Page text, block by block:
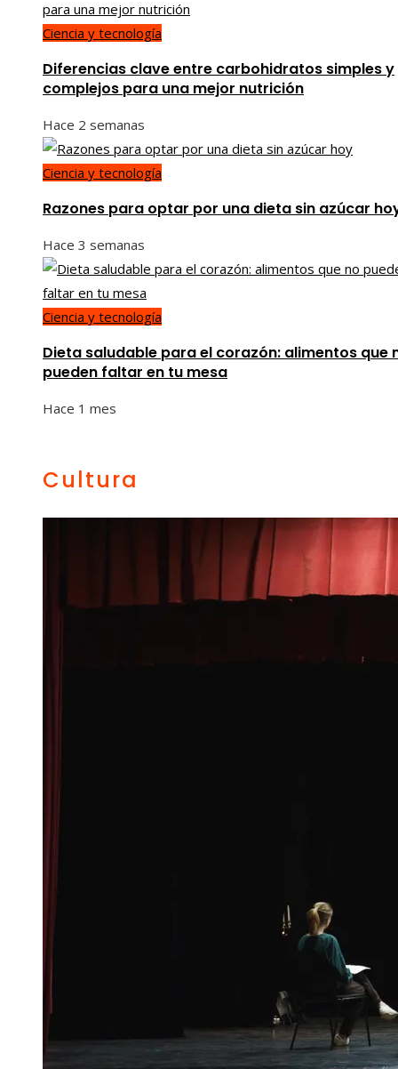
Ciencia y tecnología
Diferencias clave entre carbohidratos simples y
complejos para una mejor nutrición
Hace 2 semanas
Ciencia y tecnología
Razones para optar por una dieta sin azúcar
Hace 3 semanas
Ciencia y tecnología
Dieta saludable para el corazón: alimentos que
pueden faltar en tu mesa
Hace 1 mes
Cultura